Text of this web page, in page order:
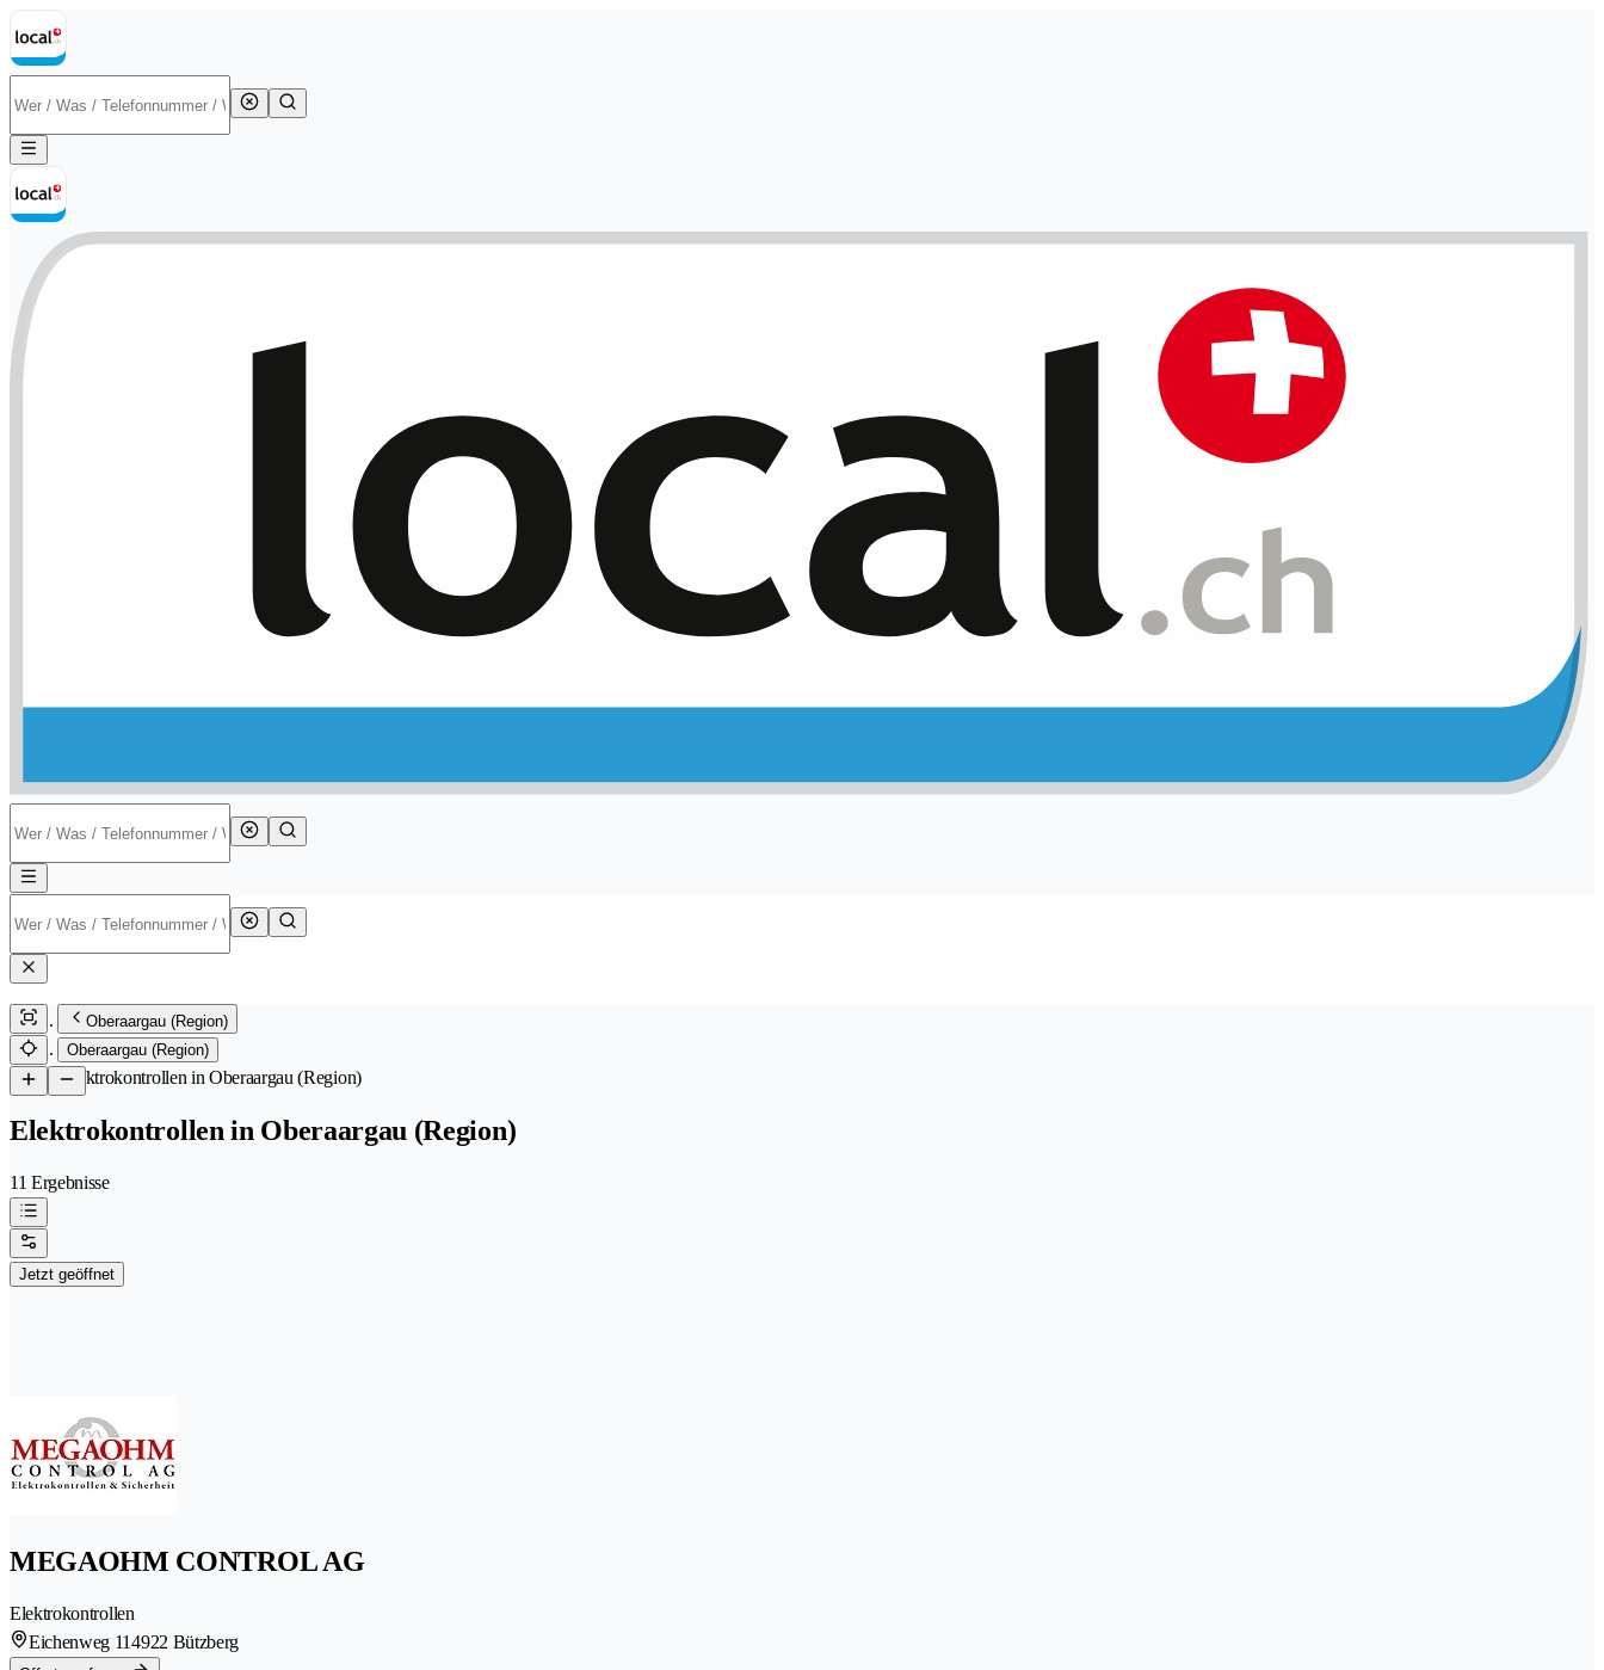
Oberaargau (Region)
Oberaargau (Region)
/Elektrokontrollen in Oberaargau (Region)
Elektrokontrollen in Oberaargau (Region)
11 Ergebnisse
Jetzt geöffnet
MEGAOHM CONTROL AG
Elektrokontrollen
Eichenweg 114922 Bützberg